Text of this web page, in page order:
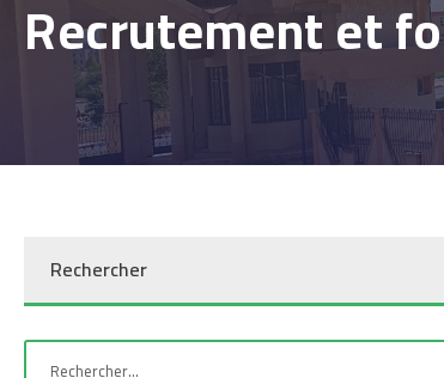
Recrutement et
Rechercher